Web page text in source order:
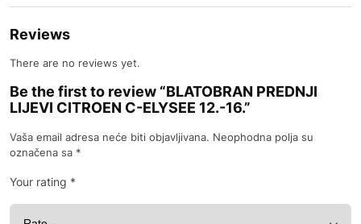
Reviews
There are no reviews yet.
Be the first to review “BLATOBRAN PREDNJI
LIJEVI CITROEN C-ELYSEE 12.-16.”
Vaša email adresa neće biti objavljivana. Neophodna polja su
označena sa *
Your rating *